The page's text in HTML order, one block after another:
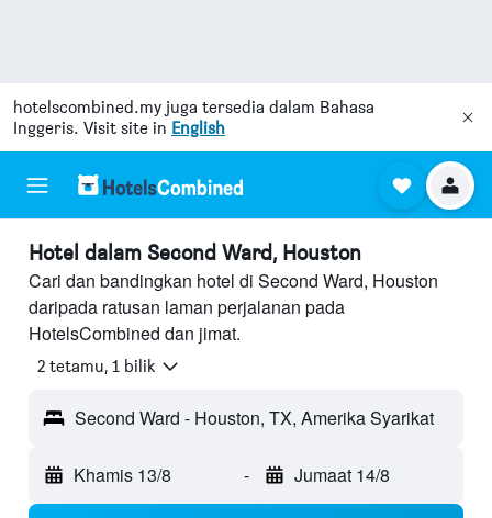
hotelscombined.my juga tersedia dalam Bahasa
Inggeris. Visit site in English
Hotel dalam Second Ward, Houston
Cari dan bandingkan hotel di Second Ward, Houston
daripada ratusan laman perjalanan pada
HotelsCombined dan jimat.
2 tetamu, 1 bilik
Second Ward - Houston, TX, Amerika Syarikat
Khamis 13/8 - Jumaat 14/8